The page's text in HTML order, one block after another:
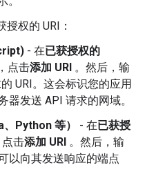
权的 URI：
- 在已获授权的
点击添加 URI 。然后，输
URI。这会标识您的应用
器发送 API 请求的网域。
Python 等）
- 在已获授
击添加 URI 。然后，输
以向其发送响应的端点